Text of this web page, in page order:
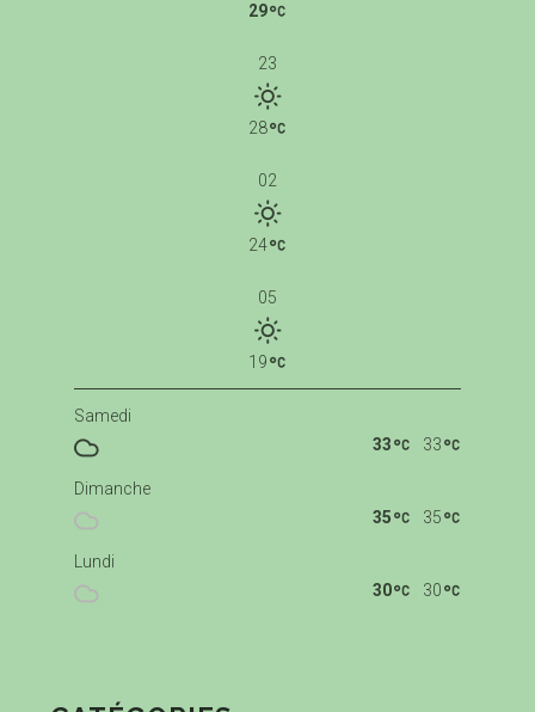
29
23
28
02
24
05
19
Samedi
33
33
Dimanche
35
35
Lundi
30
30